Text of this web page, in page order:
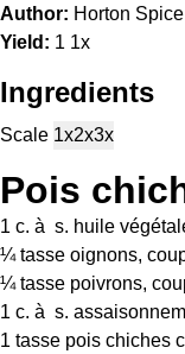
Author: Horton
Yield: 1 1x
Ingredients
Scale 1x2x3x
Pois
1 c. à s. huile
¼tasse oignons,
¼tasse poivrons,
1 c. à s.
1 tasse pois chiches